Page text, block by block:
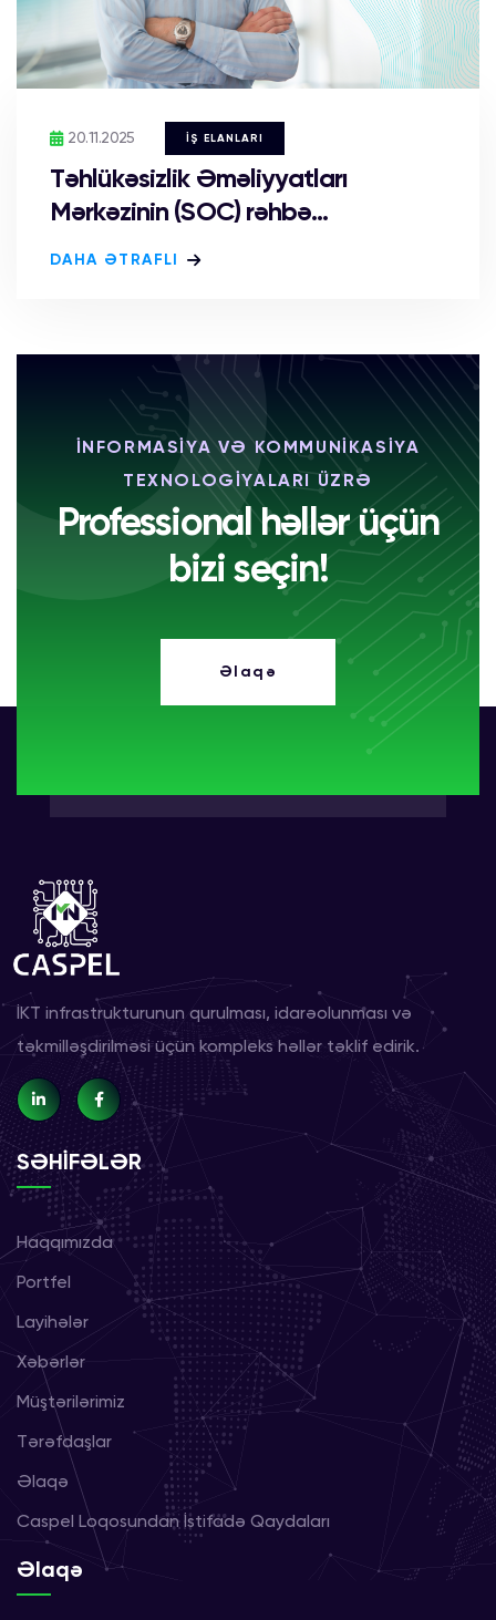
20.11.2025 İŞ ELANLARI
Təhlükəsizlik Əməliyyatları
Mərkəzinin (SOC) rəhbə...
DAHA ƏTRAFLI
İNFORMASİYA VƏ KOMMUNİKASİYA
TEXNOLOGİYALARI ÜZRƏ
Professional həllər üçün
bizi seçin!
Əlaqə
İKT infrastrukturunun qurulması, idarəolunması və
təkmilləşdirilməsi üçün kompleks həllər təklif edirik.
SƏHİFƏLƏR
Haqqımızda
Portfel
Layihələr
Xəbərlər
Müştərilərimiz
Tərəfdaşlar
Əlaqə
Caspel Loqosundan İstifadə Qaydaları
Əlaqə